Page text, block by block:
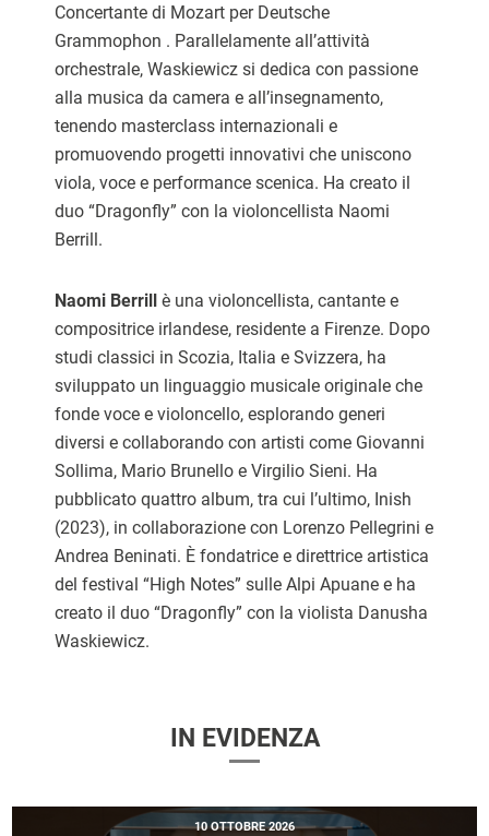
Concertante di Mozart per Deutsche
Grammophon . Parallelamente all’attività
orchestrale, Waskiewicz si dedica con passione
alla musica da camera e all’insegnamento,
tenendo masterclass internazionali e
promuovendo progetti innovativi che uniscono
viola, voce e performance scenica. Ha creato il
duo “Dragonfly” con la violoncellista Naomi
Berrill.
Naomi Berrill è una violoncellista, cantante e
compositrice irlandese, residente a Firenze. Dopo
studi classici in Scozia, Italia e Svizzera, ha
sviluppato un linguaggio musicale originale che
fonde voce e violoncello, esplorando generi
diversi e collaborando con artisti come Giovanni
Sollima, Mario Brunello e Virgilio Sieni. Ha
pubblicato quattro album, tra cui l’ultimo, Inish
(2023), in collaborazione con Lorenzo Pellegrini e
Andrea Beninati. È fondatrice e direttrice artistica
del festival “High Notes” sulle Alpi Apuane e ha
creato il duo “Dragonfly” con la violista Danusha
Waskiewicz.
IN EVIDENZA
10 OTTOBRE 2026